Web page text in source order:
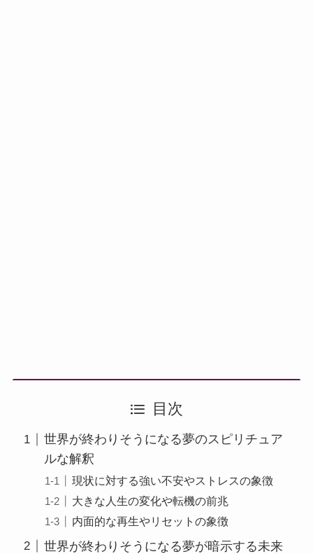
目次
世界が終わりそうになる夢のスピリチュア
ルな解釈
現状に対する強い不安やストレスの象徴
大きな人生の変化や転機の前兆
内面的な再生やリセットの象徴
世界が終わりそうになる夢が暗示する未来